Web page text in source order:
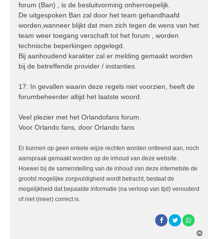
forum (Ban) , is de besluitvorming onherroepelijk.
De uitgespoken Ban zal door het team gehandhaafd
worden,wanneer blijkt dat men zich tegen de wens van het
team weer toegang verschaft tot het forum , worden
technische beperkingen opgelegd.
Bij aanhoudend karakter zal er melding gemaakt worden
bij de betreffende provider / instanties.
17: In gevallen waarin deze regels niet voorzien, heeft de
forumbeheerder altijd het laatste woord.
Veel plezier met het Orlandofans forum.
Voor Orlando fans, door Orlando fans
Er kunnen op geen enkele wijze rechten worden ontleend aan, noch
aanspraak gemaakt worden op de inhoud van deze website.
Hoewel bij de samenstelling van de inhoud van deze internetsite de
grootst mogelijke zorgvuldigheid wordt betracht, bestaat de
mogelijkheid dat bepaalde informatie (na verloop van tijd) verouderd
of niet (meer) correct is.